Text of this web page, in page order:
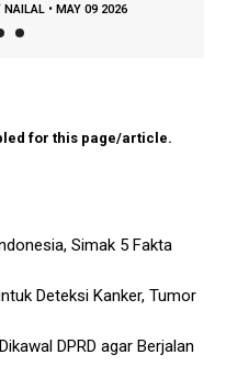
BYFAJAR A •DEC 22 2025
for this page/article.
Simak 5 Fakta
Deteksi Kanker, Tumor
DPRD agar Berjalan